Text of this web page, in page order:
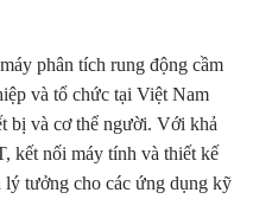
phân tích rung động cầm
và tổ chức tại Việt Nam
bị và cơ thể người. Với khả
kết nối máy tính và thiết kế
lý tưởng cho các ứng dụng kỹ